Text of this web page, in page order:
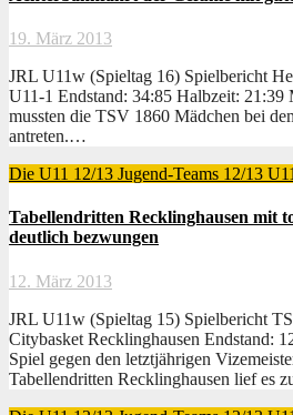
19. März 2013
JRL U11w (Spieltag 16) Spielbericht
U11-1 Endstand: 34:85 Halbzeit: 21:39
mussten die TSV 1860 Mädchen bei
antreten.…
Die U11 12/13 Jugend-Teams 12/13
Tabellendritten Recklinghausen mit
deutlich bezwungen
12. März 2013
JRL U11w (Spieltag 15) Spielbericht
Citybasket Recklinghausen Endstand:
Spiel gegen den letztjährigen
Tabellendritten Recklinghausen lief es